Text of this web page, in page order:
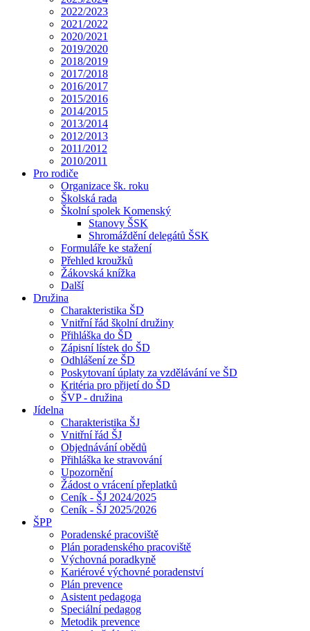
2022/2023
2021/2022
2020/2021
2019/2020
2018/2019
2017/2018
2016/2017
2015/2016
2014/2015
2013/2014
2012/2013
2011/2012
2010/2011
Pro rodiče
Organizace šk. roku
Školská rada
Školní spolek Komenský
Stanovy ŠSK
Shromáždění delegátů ŠSK
Formuláře ke stažení
Přehled kroužků
Žákovská knížka
Další
Družina
Charakteristika ŠD
Vnitřní řád školní družiny
Přihláška do ŠD
Zápisní lístek do ŠD
Odhlášení ze ŠD
Poskytovaní úplaty za vzdělávání ve ŠD
Kritéria pro přijetí do ŠD
ŠVP - družina
Jídelna
Charakteristika ŠJ
Vnitřní řád ŠJ
Objednávání obědů
Přihláška ke stravování
Upozornění
Žádost o vrácení přeplatků
Ceník - ŠJ 2024/2025
Ceník - ŠJ 2025/2026
ŠPP
Poradenské pracoviště
Plán poradenského pracoviště
Výchovná poradkyně
Kariérové výchovné poradenství
Plán prevence
Asistent pedagoga
Speciální pedagog
Metodik prevence